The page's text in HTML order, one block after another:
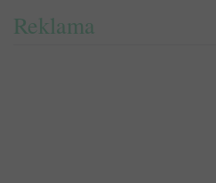
Reklama